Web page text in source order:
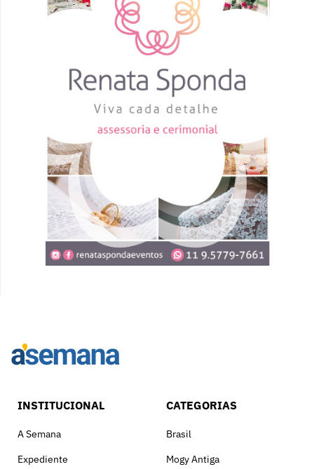
INSTITUCIONAL
A Semana
Expediente
CATEGORIAS
Brasil
Mogy Antiga